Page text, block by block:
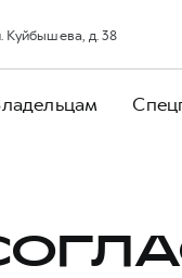
Куйбышева, д. 38